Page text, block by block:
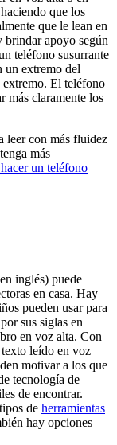
que los
que le lean en
brindar apoyo según
teléfono susurrante
un extremo del
extremo. El teléfono
más claramente los
leer con más fluidez
más
un teléfono
inglés) puede
en casa. Hay
pueden usar para
sus siglas en
en voz alta. Con
leído en voz
motivar a los que
tecnología de
de encontrar.
de herramientas
hay opciones